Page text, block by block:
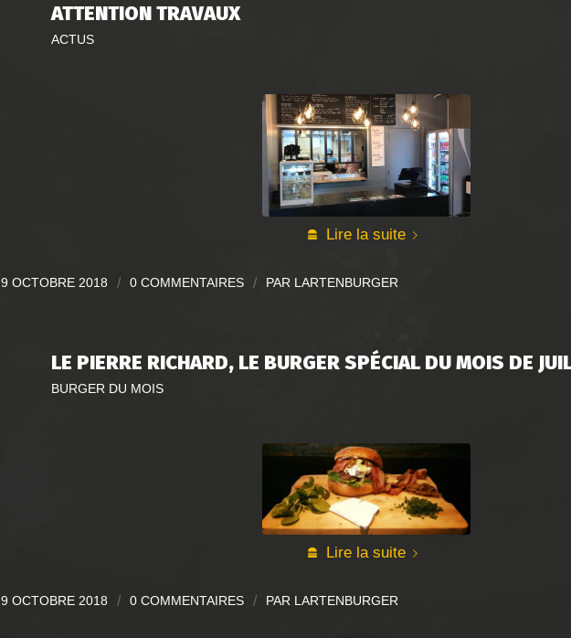
ATTENTION TRAVAUX
ACTUS
Lire la suite
9 OCTOBRE 2018 / 0 COMMENTAIRES / PAR LARTENBURGER
LE PIERRE RICHARD, LE BURGER SPÉCIAL DU MOIS DE
BURGER DU MOIS
Lire la suite
9 OCTOBRE 2018 / 0 COMMENTAIRES / PAR LARTENBURGER